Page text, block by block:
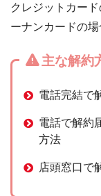
クレジットカー
ーナンカードの場
主な解約
電話完結で
電話で解約
方法
店頭窓口で